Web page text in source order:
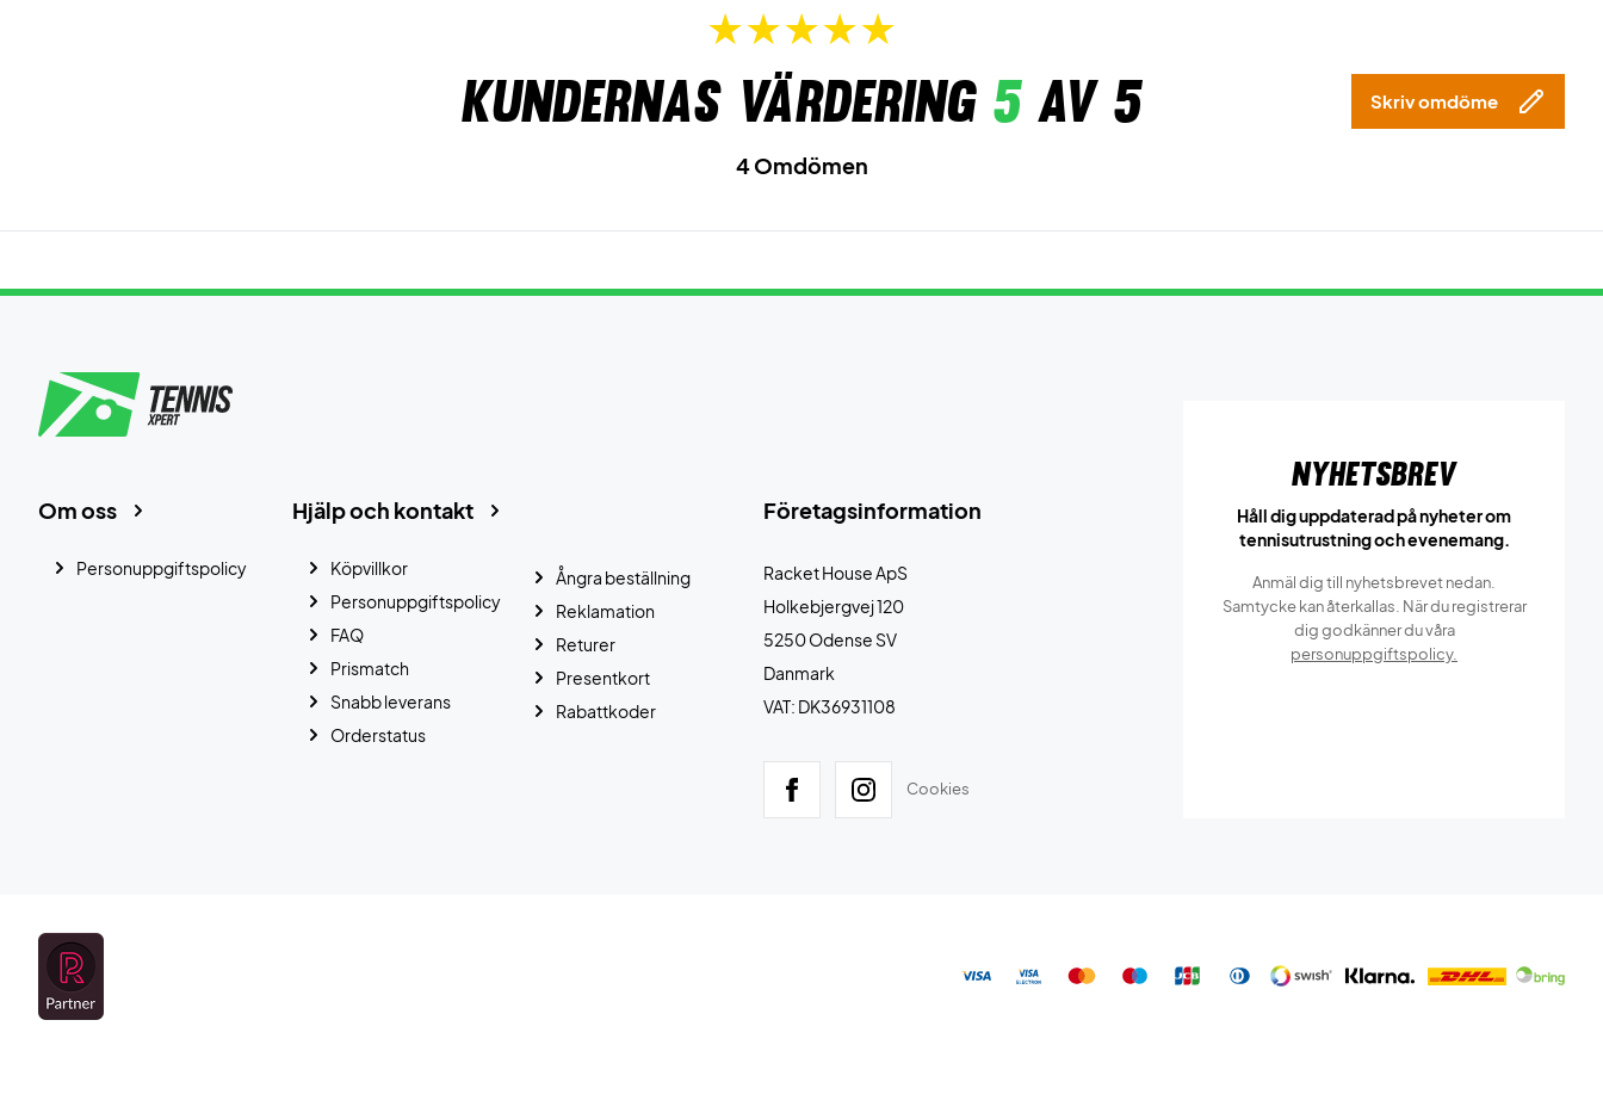
Kundernas värdering 5av 5 Skriv omdöme
4 Omdömen
Företagsinformation
Racket House ApS
Holkebjergvej 120
5250 Odense SV
Danmark
VAT: DK36931108
Cookies
Hjälp och kontakt
Köpvillkor
Personuppgiftspolicy
FAQ
Prismatch
Snabb leverans
Orderstatus
Ångra beställning
Reklamation
Returer
Presentkort
Rabattkoder
Om oss
Personuppgiftspolicy
Nyhetsbrev
Håll dig uppdaterad på nyheter om
tennisutrustning och evenemang.
Anmäl dig till nyhetsbrevet nedan.
Samtycke kan återkallas. När du registrerar
dig godkänner du våra
personuppgiftspolicy.